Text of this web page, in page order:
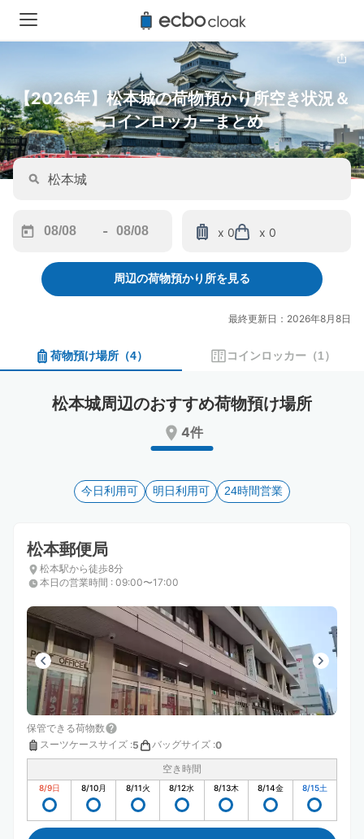
【2026年】松本城の荷物預かり所空き状況＆
コインロッカーまとめ
forward
interact
calendar
and
date.
the
keyboard
shortcuts
for
changing
dates.
-
backward
to
interact
calendar
and
a
date.
mark
key
shortcuts
for
changing
dates.
x 0 x 0
周辺の荷物預かり所を見る
最終更新日：2026年8月8日
荷物預け場所 （4） コインロッカー （1）
松本城周辺のおすすめ荷物預け場所
4件
今日利用可 明日利用可 24時間営業
松本郵便局
松本駅から徒歩8分
本日の営業時間 : 09:00〜17:00
保管できる荷物数
スーツケースサイズ :5 バッグサイズ :0
空き時間
8/9日 8/10月 8/11火 8/12水 8/13木 8/14金 8/15土